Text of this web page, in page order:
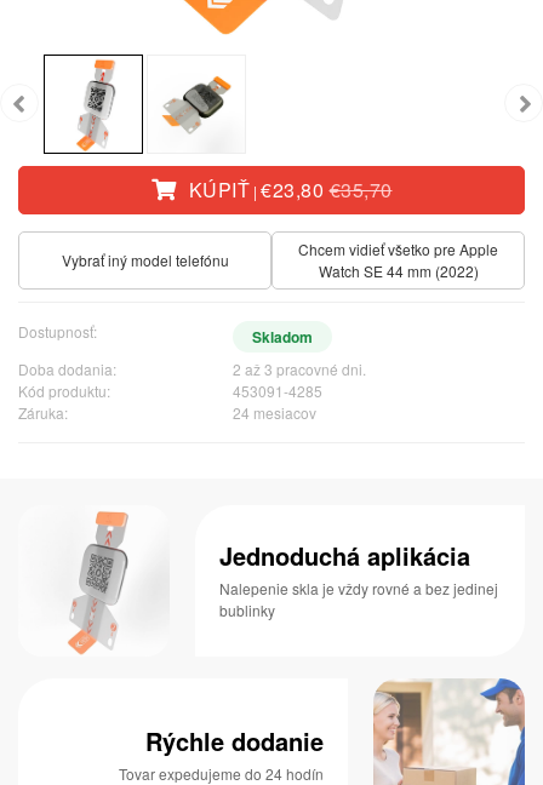
KÚPIŤ | €23,80€35,70
Vybrať iný model telefónu
Chcem vidieť všetko pre Apple
Watch SE 44 mm (2022)
Dostupnosť: Skladom
Doba dodania:
2 až 3 pracovné dni.
Kód produktu:
453091-4285
Záruka:
24 mesiacov
Jednoduchá aplikácia
Nalepenie skla je vždy rovné a bez jedinej
bublinky
Rýchle dodanie
Tovar expedujeme do 24 hodín